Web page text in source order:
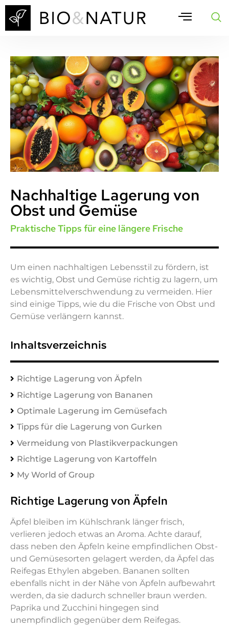
Nachhaltige Lagerung von
Obst und Gemüse
Praktische Tipps für eine längere Frische
Um einen nachhaltigen Lebensstil zu fördern, ist
es wichtig, Obst und Gemüse richtig zu lagern, um
Lebensmittelverschwendung zu vermeiden. Hier
sind einige Tipps, wie du die Frische von Obst und
Gemüse verlängern kannst.
Inhaltsverzeichnis
Richtige Lagerung von Äpfeln
Richtige Lagerung von Bananen
Optimale Lagerung im Gemüsefach
Tipps für die Lagerung von Gurken
Vermeidung von Plastikverpackungen
Richtige Lagerung von Kartoffeln
My World of Group
Richtige Lagerung von Äpfeln
Äpfel bleiben im Kühlschrank länger frisch,
verlieren jedoch etwas an Aroma. Achte darauf,
dass neben den Äpfeln keine empfindlichen Obst-
und Gemüsesorten gelagert werden, da Äpfel das
Reifegas Ethylen abgeben. Bananen sollten
ebenfalls nicht in der Nähe von Äpfeln aufbewahrt
werden, da sie dadurch schneller braun werden.
Paprika und Zucchini hingegen sind
unempfindlich gegenüber dem Reifegas.